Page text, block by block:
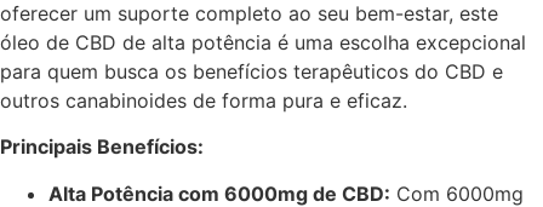
oferecer um suporte completo ao seu bem-estar, este
óleo de CBD de alta potência é uma escolha excepcional
para quem busca os benefícios terapêuticos do CBD e
outros canabinoides de forma pura e eficaz.
Principais Benefícios:
Alta Potência com 6000mg de CBD: Com 6000mg